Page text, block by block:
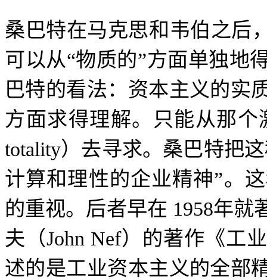
桑巴特在马克思和韦伯之后
可以从“物质的”方面单独地
巴特的看法：资本主义的实
方面求得理解。只能从那
totality）去寻求。桑巴特把
计算和理性的企业精神”。
的重视。后者早在 1958年就
夫（John Nef）的著作《工
述的是工业资本主义的全部